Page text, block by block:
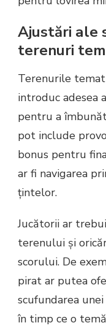
Ajustări ale
terenuri
Terenurile
introduc adesea
pentru a
pot include
bonus pentru
ar fi navigarea
țintelor.
Jucătorii ar
terenului și
scorului. De
pirat ar putea
scufundarea
în timp ce o